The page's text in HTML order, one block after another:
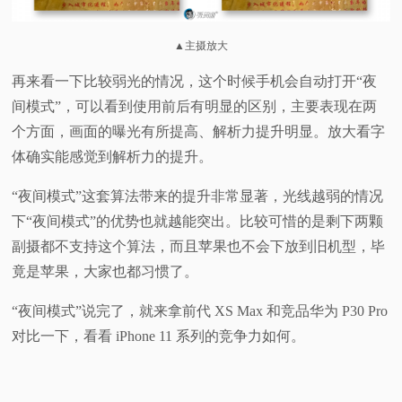
▲主摄放大
再来看一下比较弱光的情况，这个时候手机会自动打开“夜
间模式”，可以看到使用前后有明显的区别，主要表现在两
个方面，画面的曝光有所提高、解析力提升明显。放大看字
体确实能感觉到解析力的提升。
“夜间模式”这套算法带来的提升非常显著，光线越弱的情况
下“夜间模式”的优势也就越能突出。比较可惜的是剩下两颗
副摄都不支持这个算法，而且苹果也不会下放到旧机型，毕
竟是苹果，大家也都习惯了。
“夜间模式”说完了，就来拿前代 XS Max 和竞品华为 P30 Pro
对比一下，看看 iPhone 11 系列的竞争力如何。